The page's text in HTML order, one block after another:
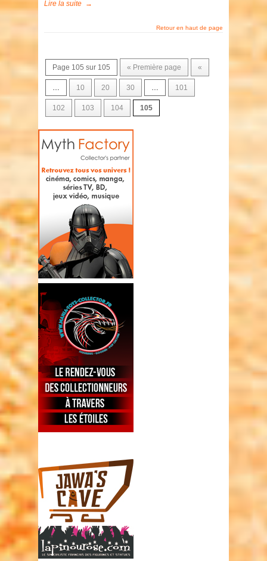
Lire la suite →
Retour en haut de page
Page 105 sur 105 « Première page «
… 10 20 30 … 101
102 103 104 105